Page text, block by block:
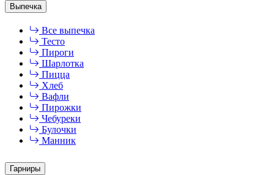
Выпечка
Все выпечка
Тесто
Пироги
Шарлотка
Пицца
Хлеб
Вафли
Пирожки
Чебуреки
Булочки
Манник
Гарниры